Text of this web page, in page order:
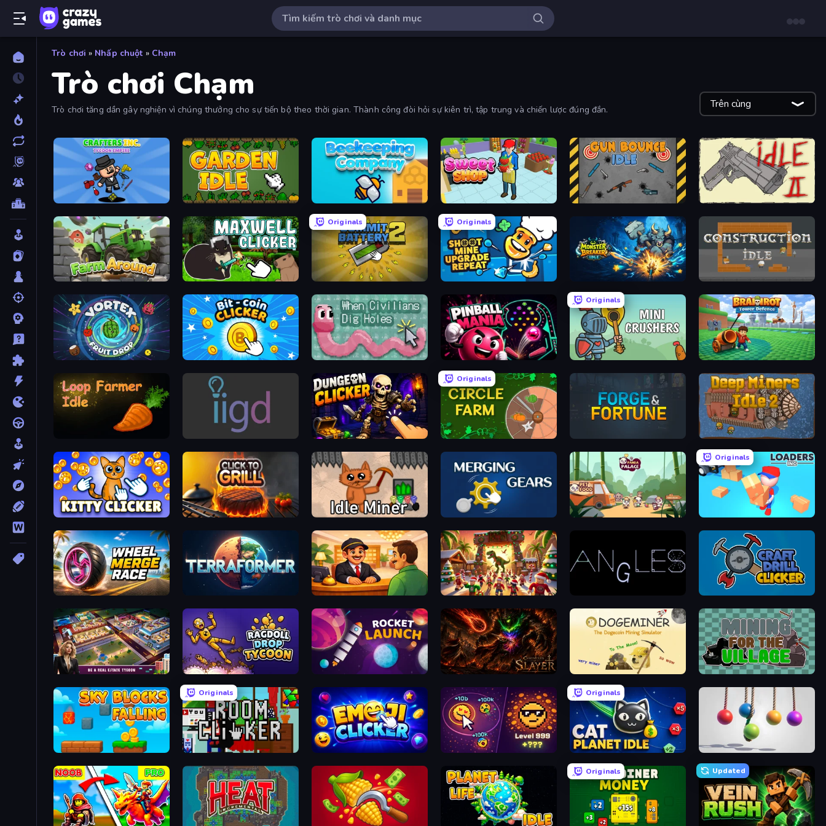
Trò chơi » Nhấp chuột » Chạm
Trò chơi Chạm
Trò chơi tăng dần gây nghiện vì chúng thưởng cho sự tiến bộ theo thời gian. Thành công đòi hỏi sự kiên trì, tập trung và chiến lược đúng đắn. Trên cùng
Crafters Inc: Tycoon Empire Garden Idle Beekeeping Company Sweet Shop 3D Gun Bounce Idle Idle Gun 2
Farm Around Maxwell Clicker
Originals
Commit Battery 2
Originals
Shoot Mine Upgrade Repeat Monster Breaker Idle Construction Idle
Vortex Fruit Drop Bit-coin Clicker When Civilians Dig Holes Pinball Mania
Originals
Mini Crushers Brainrot Tower Defence
Idle Idle Gamedev Dungeon Clicker
Originals
Circle Farm Deep Miners Idle 2
Kitty Clicker Click To Grill Idle Miner Merging Gears Panda Palace
Originals
Wheel Merge Race Planetary Terraformer Idle Hotel Empire Tycoon My Dinoland Craft Drill Clicker
LandLord - Real Estate Tycoon Ragdoll Drop Tycoon Rocket Launch Chronicles of Slayer Doge Miner Mining for the Village
Sky Blocks Falling
Originals
Room Clicker Emoji Clickers Dominate All Shapes
Originals
Cat Planet Idle Pendulum Master
Originals Updated